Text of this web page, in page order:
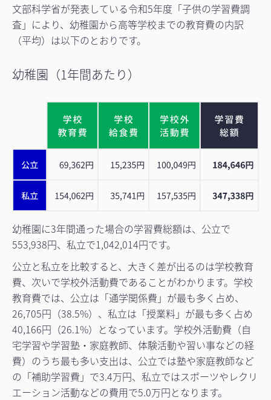
文部科学省が発表している令和5年度「子供の学習費調
査」により、幼稚園から高等学校までの教育費の内訳
（平均）は以下のとおりです。
幼稚園（1年間あたり）
幼稚園に3年間通った場合の学習費総額は、公立で
553,938円、私立で1,042,014円です。
公立と私立を比較すると、大きく差が出るのは学校教育
費、次いで学校外活動費であることがわかります。学校
教育費では、公立は「通学関係費」が最も多く占め、
26,705円（38.5%）、私立は「授業料」が最も多く占め
40,166円（26.1%）となっています。学校外活動費（自
宅学習や学習塾・家庭教師、体験活動や習い事などの経
費）のうち最も多い支出は、公立では塾や家庭教師など
の「補助学習費」で3.4万円、私立ではスポーツやレクリ
エーション活動などの費用で5.0万円となります。